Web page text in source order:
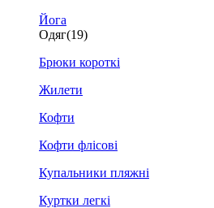
Йога
Одяг(19)
Брюки короткі
Жилети
Кофти
Кофти флісові
Купальники пляжні
Куртки легкі